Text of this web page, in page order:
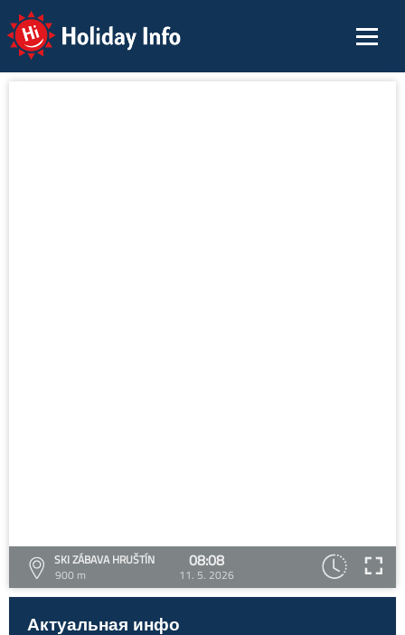
Holiday Info
SKI ZÁBAVA HRUŠTÍN
900 m
08:08
11. 5. 2026
Актуальная инфо